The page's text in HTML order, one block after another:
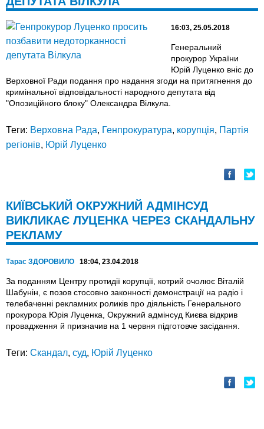
16:03, 25.05.2018
Генеральний
прокурор України
Юрій Луценко вніс до
Верховної Ради подання про надання згоди на притягнення до
кримінальної відповідальності народного депутата від
"Опозиційного блоку" Олександра Вілкула.
Теги: Верховна Рада, Генпрокуратура, корупція, Партія
регіонів, Юрій Луценко
КИЇВСЬКИЙ ОКРУЖНИЙ АДМІНСУД
ВИКЛИКАЄ ЛУЦЕНКА ЧЕРЕЗ СКАНДАЛЬНУ
РЕКЛАМУ
Тарас ЗДОРОВИЛО 18:04, 23.04.2018
За поданням Центру протидії корупції, котрий очолює Віталій
Шабунін, є позов стосовно законності демонстрації на радіо і
телебаченні рекламних роликів про діяльність Генерального
прокурора Юрія Луценка, Окружний адмінсуд Києва відкрив
провадження й призначив на 1 червня підготовче засідання.
Теги: Скандал, суд, Юрій Луценко